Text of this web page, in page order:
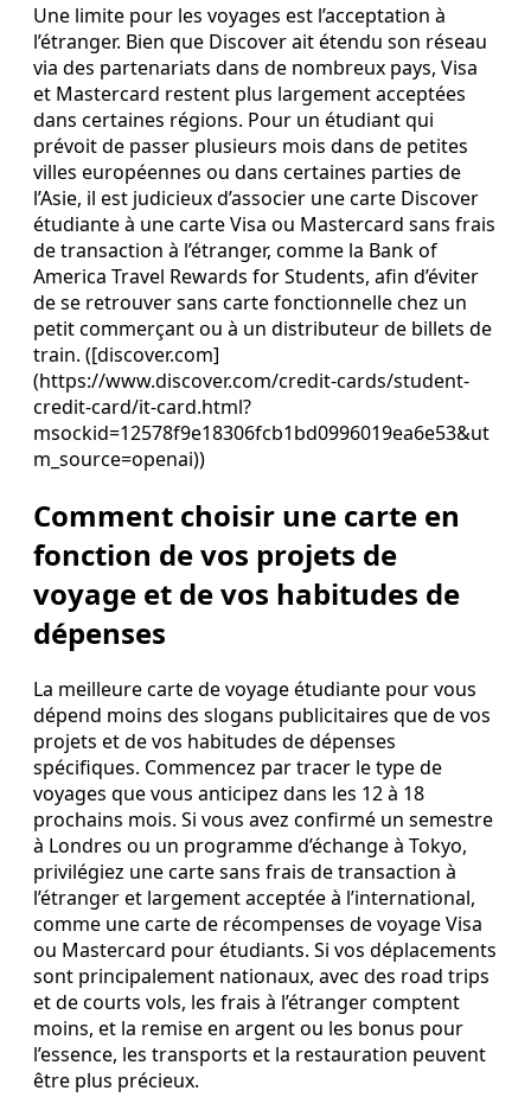
Une limite pour les voyages est l’acceptation à
l’étranger. Bien que Discover ait étendu son réseau
via des partenariats dans de nombreux pays, Visa
et Mastercard restent plus largement acceptées
dans certaines régions. Pour un étudiant qui
prévoit de passer plusieurs mois dans de petites
villes européennes ou dans certaines parties de
l’Asie, il est judicieux d’associer une carte Discover
étudiante à une carte Visa ou Mastercard sans frais
de transaction à l’étranger, comme la Bank of
America Travel Rewards for Students, afin d’éviter
de se retrouver sans carte fonctionnelle chez un
petit commerçant ou à un distributeur de billets de
train. ([discover.com]
(https://www.discover.com/credit-cards/student-
credit-card/it-card.html?
msockid=12578f9e18306fcb1bd0996019ea6e53&ut
m_source=openai))
Comment choisir une carte en
fonction de vos projets de
voyage et de vos habitudes de
dépenses
La meilleure carte de voyage étudiante pour vous
dépend moins des slogans publicitaires que de vos
projets et de vos habitudes de dépenses
spécifiques. Commencez par tracer le type de
voyages que vous anticipez dans les 12 à 18
prochains mois. Si vous avez confirmé un semestre
à Londres ou un programme d’échange à Tokyo,
privilégiez une carte sans frais de transaction à
l’étranger et largement acceptée à l’international,
comme une carte de récompenses de voyage Visa
ou Mastercard pour étudiants. Si vos déplacements
sont principalement nationaux, avec des road trips
et de courts vols, les frais à l’étranger comptent
moins, et la remise en argent ou les bonus pour
l’essence, les transports et la restauration peuvent
être plus précieux.